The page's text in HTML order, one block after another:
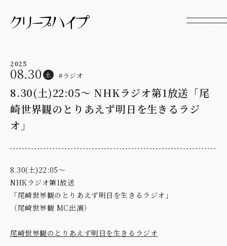
2025
08.30 土 #ラジオ
8.30(土)22:05〜 NHKラジオ第1放送「尾
崎世界観のとりあえず明日を生きるラジ
オ」
8.30(土)22:05〜
NHKラジオ第1放送
「尾崎世界観のとりあえず明日を生きるラジオ」
（尾崎世界観 MC出演）
尾崎世界観のとりあえず明日を生きるラジオ